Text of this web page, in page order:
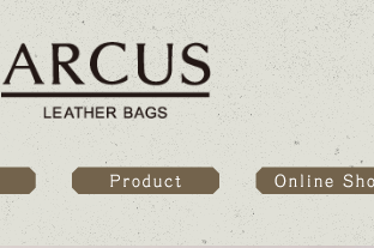
Online